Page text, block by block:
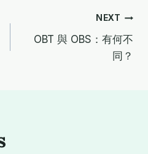
NEXT
OBT 與 OBS：有何不
同？